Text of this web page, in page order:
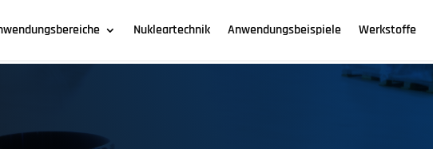
Nukleartechnik Anwendungsbeispiele Werkstoffe